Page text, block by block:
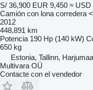
S/ 36,900 EUR 9,450 ≈ USD
Camión con lona corredera
2012
448,891 km
Potencia 190 Hp (140 kW)
650 kg
Estonia, Tallinn, Harjumaa
Multivara OÜ
Contacte con el vendedor